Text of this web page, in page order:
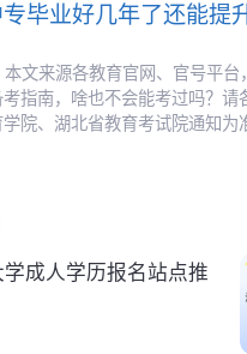
毕业好几年了还能提
文来源各教育官网、官号平台
指南，啥也不会能考过吗？请
院、湖北省教育考试院通知为
成人学历报名站点推